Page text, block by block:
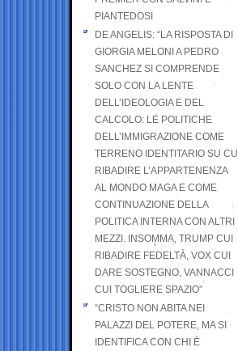
PIANTEDOSI
DE ANGELIS: “LA RISPOSTA DI
GIORGIA MELONI A PEDRO
SANCHEZ SI COMPRENDE
SOLO CON LA LENTE
DELL’IDEOLOGIA E DEL
CALCOLO: LE POLITICHE
DELL’IMMIGRAZIONE COME
TERRENO IDENTITARIO SU CUI
RIBADIRE L’APPARTENENZA
AL MONDO MAGA E COME
CONTINUAZIONE DELLA
POLITICA INTERNA CON ALTRI
MEZZI. INSOMMA, TRUMP CUI
RIBADIRE FEDELTÀ, VOX CUI
DARE SOSTEGNO, VANNACCI
CUI TOGLIERE SPAZIO”
“CRISTO NON ABITA NEI
PALAZZI DEL POTERE, MA SI
IDENTIFICA CON CHI È